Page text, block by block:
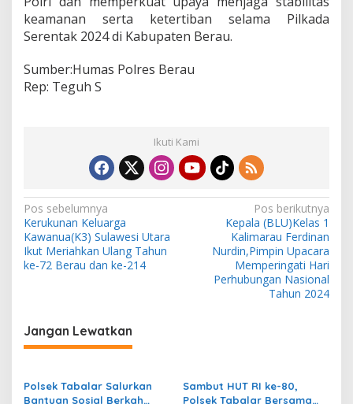
keamanan serta ketertiban selama Pilkada
Serentak 2024 di Kabupaten Berau.
Sumber:Humas Polres Berau
Rep: Teguh S
Ikuti Kami
N
a
v
i
a
s
p
Pos sebelumnya
Kerukunan Keluarga
Kawanua(K3) Sulawesi Utara
Ikut Meriahkan Ulang Tahun
ke-72 Berau dan ke-214
Pos berikutnya
Kepala (BLU)Kelas 1
Kalimarau Ferdinan
Nurdin,Pimpin Upacara
Memperingati Hari
Perhubungan Nasional
Tahun 2024
Jangan Lewatkan
Polsek Tabalar Salurkan
Bantuan Sosial Berkah
Sambut HUT RI ke-80,
Polsek Tabalar Bersama